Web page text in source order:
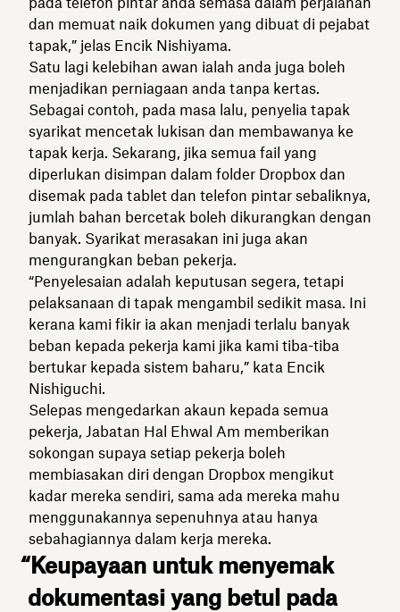
dan memuat naik dokumen yang dibuat di pejabat
tapak,” jelas Encik Nishiyama.
Satu lagi kelebihan awan ialah anda juga boleh
menjadikan perniagaan anda tanpa kertas.
Sebagai contoh, pada masa lalu, penyelia tapak
syarikat mencetak lukisan dan membawanya ke
tapak kerja. Sekarang, jika semua fail yang
diperlukan disimpan dalam folder Dropbox dan
disemak pada tablet dan telefon pintar sebaliknya,
jumlah bahan bercetak boleh dikurangkan dengan
banyak. Syarikat merasakan ini juga akan
mengurangkan beban pekerja.
“Penyelesaian adalah keputusan segera, tetapi
pelaksanaan di tapak mengambil sedikit masa. Ini
kerana kami fikir ia akan menjadi terlalu banyak
beban kepada pekerja kami jika kami tiba-tiba
bertukar kepada sistem baharu,” kata Encik
Nishiguchi.
Selepas mengedarkan akaun kepada semua
pekerja, Jabatan Hal Ehwal Am memberikan
sokongan supaya setiap pekerja boleh
membiasakan diri dengan Dropbox mengikut
kadar mereka sendiri, sama ada mereka mahu
menggunakannya sepenuhnya atau hanya
sebahagiannya dalam kerja mereka.
“Keupayaan untuk menyemak
dokumentasi yang betul pada